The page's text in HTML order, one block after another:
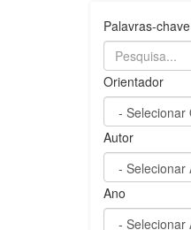
Palavras-chave
Orientador
Autor
Ano